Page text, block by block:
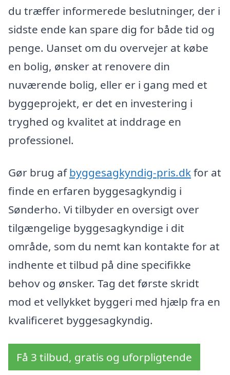
du træffer informerede beslutninger, der i
sidste ende kan spare dig for både tid og
penge. Uanset om du overvejer at købe
en bolig, ønsker at renovere din
nuværende bolig, eller er i gang med et
byggeprojekt, er det en investering i
tryghed og kvalitet at inddrage en
professionel.
Gør brug afbyggesagkyndig-pris.dkfor at
finde en erfaren byggesagkyndig i
Sønderho. Vi tilbyder en oversigt over
tilgængelige byggesagkyndige i dit
område, som du nemt kan kontakte for at
indhente et tilbud på dine specifikke
behov og ønsker. Tag det første skridt
mod et vellykket byggeri med hjælp fra en
kvalificeret byggesagkyndig.
Få 3 tilbud, gratis og uforpligtende